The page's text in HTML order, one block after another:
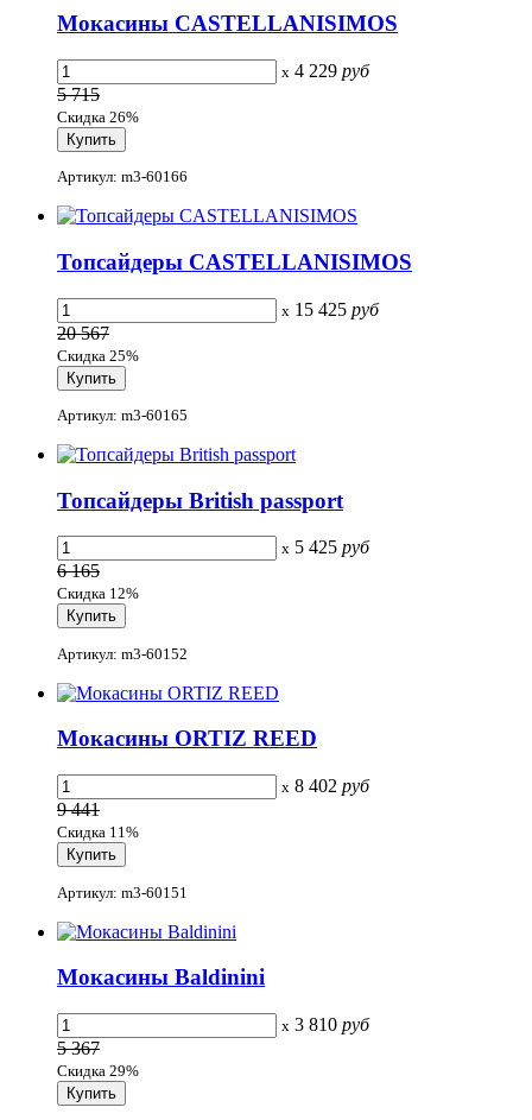
Мокасины CASTELLANISIMOS
x 4 229 руб
5 715
Скидка 26%
Артикул: m3-60166
Топсайдеры CASTELLANISIMOS
x 15 425 руб
20 567
Скидка 25%
Артикул: m3-60165
Топсайдеры British passport
x 5 425 руб
6 165
Скидка 12%
Артикул: m3-60152
Мокасины ORTIZ REED
x 8 402 руб
9 441
Скидка 11%
Артикул: m3-60151
Мокасины Baldinini
x 3 810 руб
5 367
Скидка 29%